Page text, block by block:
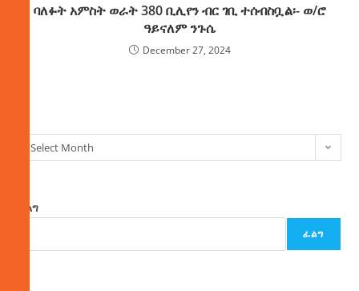
ባለፉት አምስት ወራት 380 ቢሊየን ብር ገቢ ተሰብስቧል፡- ወ/ሮ
ዓይናለም ንጉሴ
December 27, 2024
Select Month
ፈልግ
ፈልግ